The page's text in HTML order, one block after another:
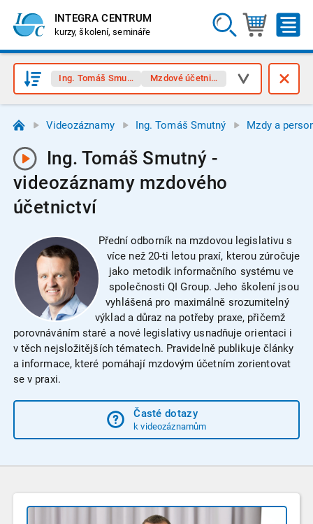
INTEGRA CENTRUM
kurzy, školení, semináře
Ing. Tomáš Smutný Mzdové účetnictví
Videozáznamy Ing. Tomáš Smutný Mzdy a
Ing. Tomáš Smutný -
videozáznamy mzdového
účetnictví
Přední odborník na mzdovou legislativu s
více než 20-ti letou praxí, kterou zúročuje
jako metodik informačního systému ve
společnosti QI Group. Jeho školení jsou
vyhlášená pro maximálně srozumitelný
výklad a důraz na potřeby praxe, přičemž
porovnáváním staré a nové legislativy usnadňuje orientaci i
v těch nejsložitějších tématech. Pravidelně publikuje články
a informace, které pomáhají mzdovým účetním zorientovat
se v praxi.
Časté dotazy
k videozáznamům